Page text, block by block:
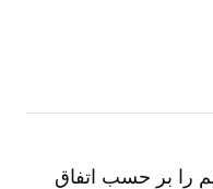
را بر حسب اتفاق